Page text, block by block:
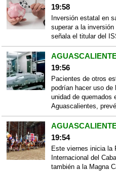
19:58
Inversión estatal en
superar a la inversión
señala el titular del
19:56
Pacientes de otros
podrían hacer uso de
unidad de quemados
Aguascalientes,
19:54
Este viernes inicia la
Internacional del
también a la Magna